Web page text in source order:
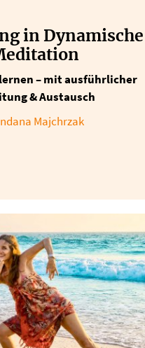
in Dynamische
– mit ausführlicher
& Austausch
Majchrzak